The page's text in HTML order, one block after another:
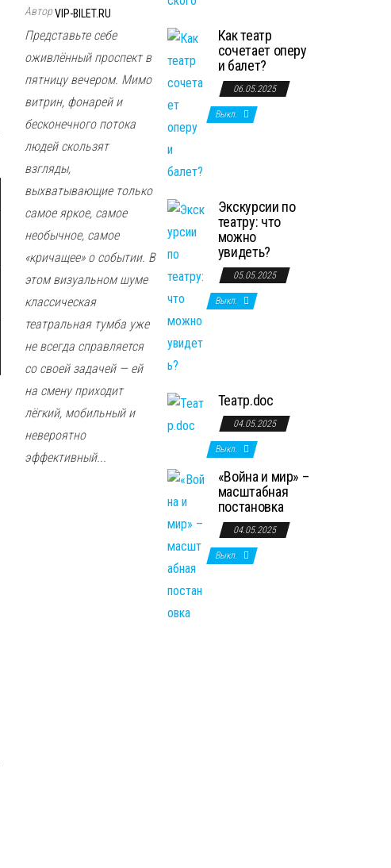
АвторVIP-BILET.RU
Представьте себе
оживлённый проспект в
пятницу вечером. Мимо
витрин, фонарей и
бесконечного потока
людей скользят
взгляды,
выхватывающие только
самое яркое, самое
необычное, самое
«кричащее» о событии. В
этом визуальном шуме
классическая
театральная тумба уже
не всегда справляется
со своей задачей — ей
на смену приходит
лёгкий, мобильный и
невероятно
эффективный...
Как театр
сочетает оперу
и балет?
06.05.2025
Выкл.
Экскурсии по
театру: что
можно
увидеть?
05.05.2025
Выкл.
Театр.doc
04.05.2025
Выкл.
«Война и мир» –
масштабная
постановка
04.05.2025
Выкл.